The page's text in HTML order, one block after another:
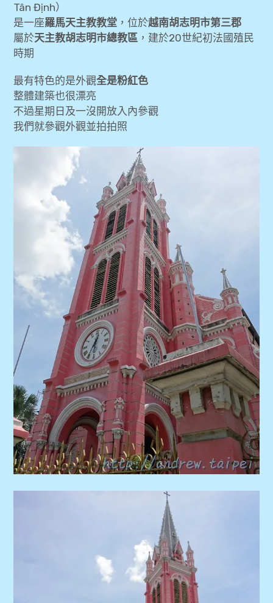
Tân Định）
是一座羅馬天主教教堂 ，位於越南胡志明市第三郡
屬於天主教胡志明市總教區 ，建於20世紀初法國殖民
時期
最有特色的是外觀全是粉紅色
整體建築也很漂亮
不過星期日及一沒開放入內參觀
我們就參觀外觀並拍拍照